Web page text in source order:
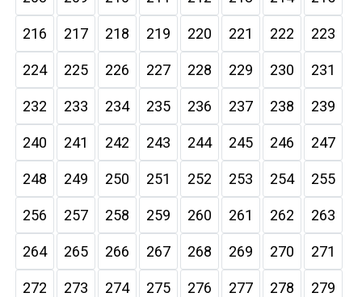
216 217 218 219 220 221 222 223
224 225 226 227 228 229 230 231
232 233 234 235 236 237 238 239
240 241 242 243 244 245 246 247
248 249 250 251 252 253 254 255
256 257 258 259 260 261 262 263
264 265 266 267 268 269 270 271
272 273 274 275 276 277 278 279